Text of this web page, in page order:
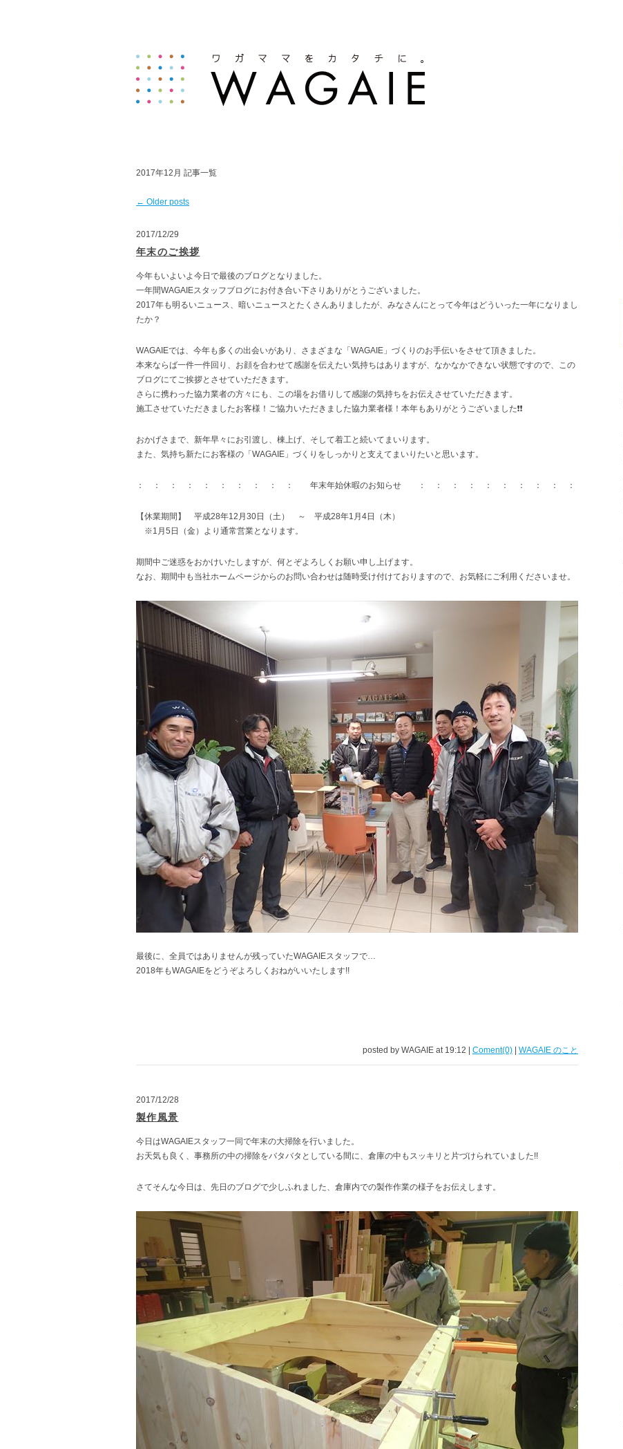
2017年12月 記事一覧
← Older posts
2017/12/29
年末のご挨拶
今年もいよいよ今日で最後のブログとなりました。
一年間WAGAIEスタッフブログにお付き合い下さりありがとうございました。
2017年も明るいニュース、暗いニュースとたくさんありましたが、みなさんにとって今年はどういった一年になりまし
たか？
WAGAIEでは、今年も多くの出会いがあり、さまざまな「WAGAIE」づくりのお手伝いをさせて頂きました。
本来ならば一件一件回り、お顔を合わせて感謝を伝えたい気持ちはありますが、なかなかできない状態ですので、この
ブログにてご挨拶とさせていただきます。
さらに携わった協力業者の方々にも、この場をお借りして感謝の気持ちをお伝えさせていただきます。
施工させていただきましたお客様！ご協力いただきました協力業者様！本年もありがとうございました❗❗
おかげさまで、新年早々にお引渡し、棟上げ、そして着工と続いてまいります。
また、気持ち新たにお客様の「WAGAIE」づくりをしっかりと支えてまいりたいと思います。
： ： ： ： ： ： ： ： ： ： 年末年始休暇のお知らせ ： ： ： ： ： ： ： ： ： ：
【休業期間】 平成28年12月30日（土） ～ 平成28年1月4日（木）
※1月5日（金）より通常営業となります。
期間中ご迷惑をおかけいたしますが、何とぞよろしくお願い申し上げます。
なお、期間中も当社ホームページからのお問い合わせは随時受け付けておりますので、お気軽にご利用くださいませ。
最後に、全員ではありませんが残っていたWAGAIEスタッフで…
2018年もWAGAIEをどうぞよろしくおねがいいたします!!
posted by WAGAIE at 19:12 | Coment(0) WAGAIE のこと
2017/12/28
製作風景
今日はWAGAIEスタッフ一同で年末の大掃除を行いました。
お天気も良く、事務所の中の掃除をバタバタとしている間に、倉庫の中もスッキリと片づけられていました!!
さてそんな今日は、先日のブログで少しふれました、倉庫内での製作作業の様子をお伝えします。